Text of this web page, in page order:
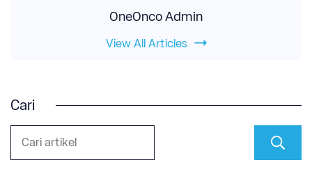
OneOnco Admin
View All Articles
Cari